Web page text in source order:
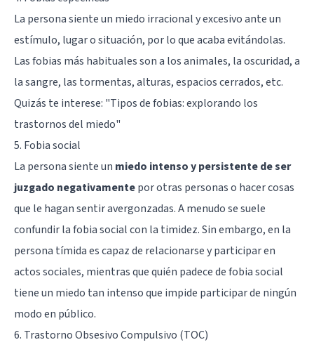
La persona siente un miedo irracional y excesivo ante un
estímulo, lugar o situación, por lo que acaba evitándolas.
Las fobias más habituales son a los animales, la oscuridad, a
la sangre, las tormentas, alturas, espacios cerrados, etc.
Quizás te interese: "Tipos de fobias: explorando los
trastornos del miedo"
5. Fobia social
La persona siente un miedo intenso y persistente de ser
juzgado negativamentepor otras personas o hacer cosas
que le hagan sentir avergonzadas. A menudo se suele
confundir la fobia social con la timidez. Sin embargo, en la
persona tímida es capaz de relacionarse y participar en
actos sociales, mientras que quién padece de fobia social
tiene un miedo tan intenso que impide participar de ningún
modo en público.
6. Trastorno Obsesivo Compulsivo (TOC)